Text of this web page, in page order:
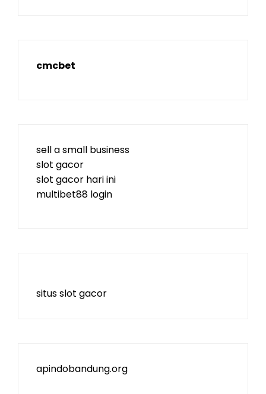
cmcbet
sell a small business
slot gacor
slot gacor hari ini
multibet88 login
situs slot gacor
apindobandung.org